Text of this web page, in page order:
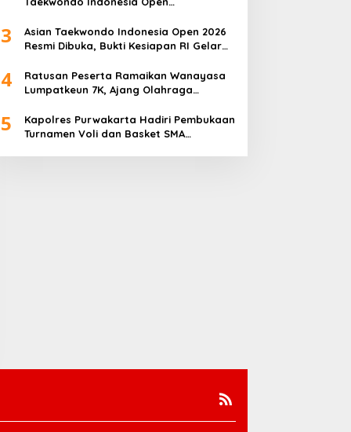
3
Asian Taekwondo Indonesia Open 2026
Resmi Dibuka, Bukti Kesiapan RI Gelar
4
Ratusan Peserta Ramaikan Wanayasa
Lumpatkeun 7K, Ajang Olahraga
5
Kapolres Purwakarta Hadiri Pembukaan
Turnamen Voli dan Basket SMA